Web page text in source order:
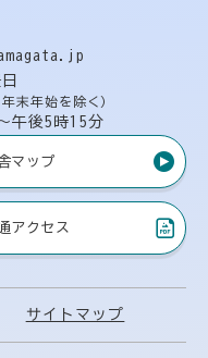
末年始を除く）
午後5時15分
マップ
アクセス
）
サイトマップ